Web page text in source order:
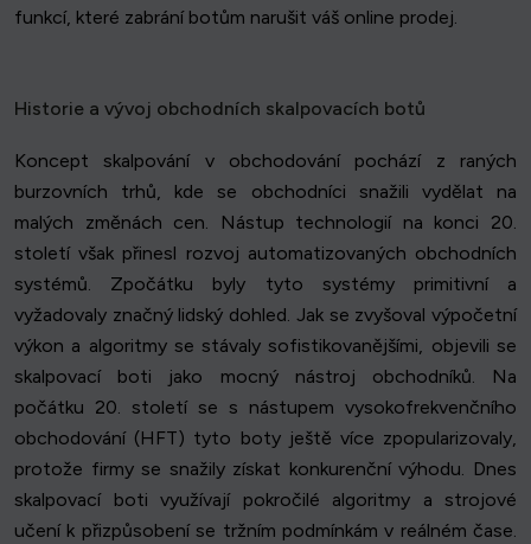
funkcí, které zabrání botům narušit váš online prodej.
Historie a vývoj obchodních skalpovacích botů
Koncept skalpování v obchodování pochází z raných
burzovních trhů, kde se obchodníci snažili vydělat na
malých změnách cen. Nástup technologií na konci 20.
století však přinesl rozvoj automatizovaných obchodních
systémů. Zpočátku byly tyto systémy primitivní a
vyžadovaly značný lidský dohled. Jak se zvyšoval výpočetní
výkon a algoritmy se stávaly sofistikovanějšími, objevili se
skalpovací boti jako mocný nástroj obchodníků. Na
počátku 20. století se s nástupem vysokofrekvenčního
obchodování (HFT) tyto boty ještě více zpopularizovaly,
protože firmy se snažily získat konkurenční výhodu. Dnes
skalpovací boti využívají pokročilé algoritmy a strojové
učení k přizpůsobení se tržním podmínkám v reálném čase.